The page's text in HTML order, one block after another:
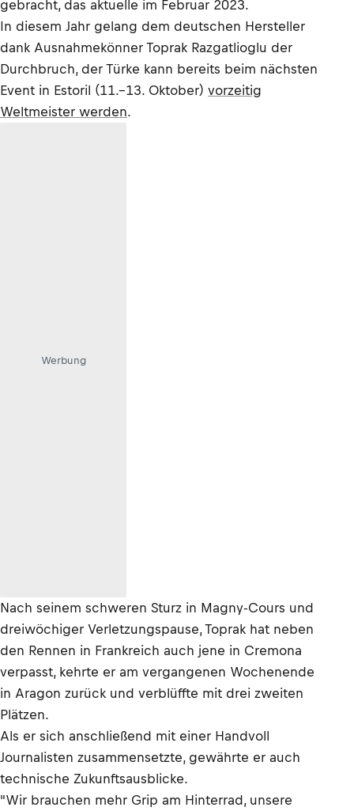
gebracht, das aktuelle im Februar 2023.
In diesem Jahr gelang dem deutschen Hersteller
dank Ausnahmekönner Toprak Razgatlioglu der
Durchbruch, der Türke kann bereits beim nächsten
Event in Estoril (11.–13. Oktober) vorzeitig
Weltmeister werden.
Werbung
Nach seinem schweren Sturz in Magny-Cours und
dreiwöchiger Verletzungspause, Toprak hat neben
den Rennen in Frankreich auch jene in Cremona
verpasst, kehrte er am vergangenen Wochenende
in Aragon zurück und verblüffte mit drei zweiten
Plätzen.
Als er sich anschließend mit einer Handvoll
Journalisten zusammensetzte, gewährte er auch
technische Zukunftsausblicke.
"Wir brauchen mehr Grip am Hinterrad, unsere